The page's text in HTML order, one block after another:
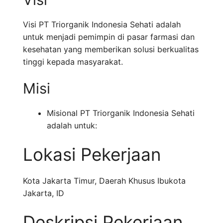
Visi PT Triorganik Indonesia Sehati adalah
untuk menjadi pemimpin di pasar farmasi dan
kesehatan yang memberikan solusi berkualitas
tinggi kepada masyarakat.
Misi
Misional PT Triorganik Indonesia Sehati
adalah untuk:
Lokasi Pekerjaan
Kota Jakarta Timur, Daerah Khusus Ibukota
Jakarta, ID